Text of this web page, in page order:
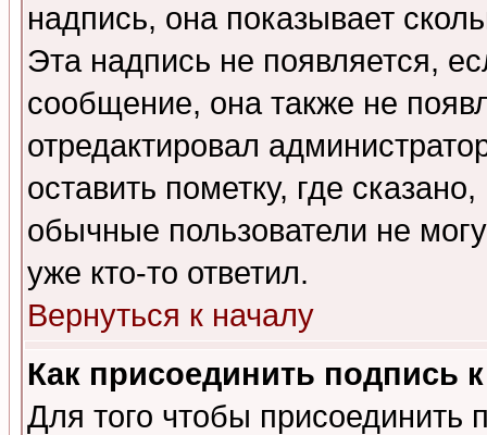
надпись, она показывает
Эта надпись не появляется,
сообщение, она также не
отредактировал
оставить пометку, где
обычные пользователи не
уже кто-то ответил.
Вернуться к началу
Как присоединить подпись
Для того чтобы присоединить